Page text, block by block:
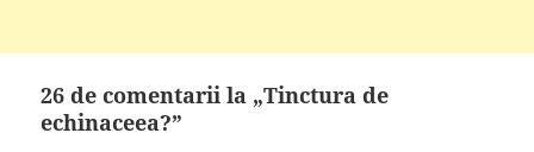
26 de comentarii la „Tinctura de
echinaceea?”